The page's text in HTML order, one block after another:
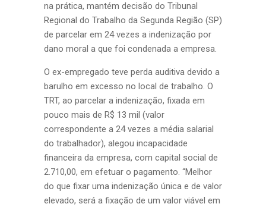
na prática, mantém decisão do Tribunal
Regional do Trabalho da Segunda Região (SP)
de parcelar em 24 vezes a indenização por
dano moral a que foi condenada a empresa.
O ex-empregado teve perda auditiva devido a
barulho em excesso no local de trabalho. O
TRT, ao parcelar a indenização, fixada em
pouco mais de R$ 13 mil (valor
correspondente a 24 vezes a média salarial
do trabalhador), alegou incapacidade
financeira da empresa, com capital social de
2.710,00, em efetuar o pagamento. “Melhor
do que fixar uma indenização única e de valor
elevado, será a fixação de um valor viável em